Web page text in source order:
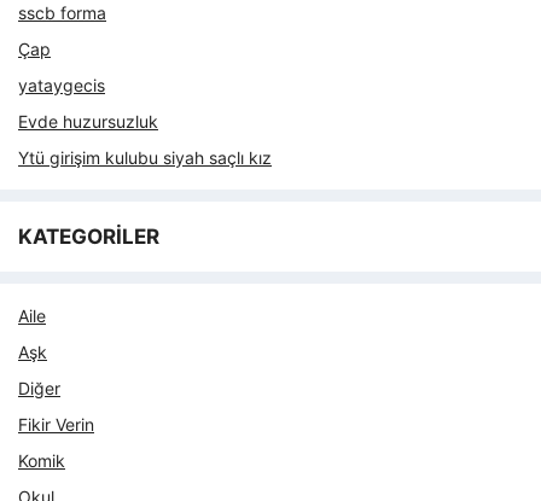
sscb forma
Çap
yataygecis
Evde huzursuzluk
Ytü girişim kulubu siyah saçlı kız
KATEGORİLER
Aile
Aşk
Diğer
Fikir Verin
Komik
Okul